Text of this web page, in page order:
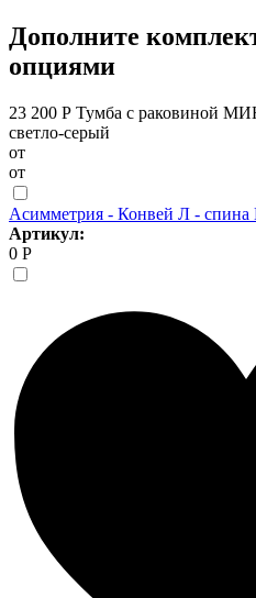
Дополните
опциями
23 200 Р Тумба с раковиной
светло-серый
от
от
Асимметрия - Конвей Л -
Артикул:
0 Р